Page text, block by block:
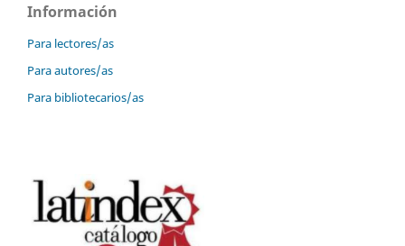
Información
Para lectores/as
Para autores/as
Para bibliotecarios/as